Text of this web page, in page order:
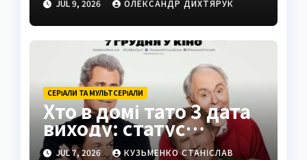
JUL 9, 2026 ОЛЕКСАНДР ДИХТЯРУК
СЕРІАЛИ ТА МУЛЬТСЕРІАЛИ
Хто в домі тато 3 дата
виходу: статус
проєкту у 2026 році
JUL 7, 2026 КУЗЬМЕНКО СТАНІСЛАВ